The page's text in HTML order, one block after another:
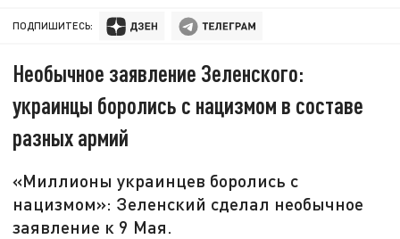
ПОДПИШИТЕСЬ:
Необычное заявление Зеленского:
украинцы боролись с нацизмом в составе
разных армий
«Миллионы украинцев боролись с
нацизмом»: Зеленский сделал необычное
заявление к 9 Мая.